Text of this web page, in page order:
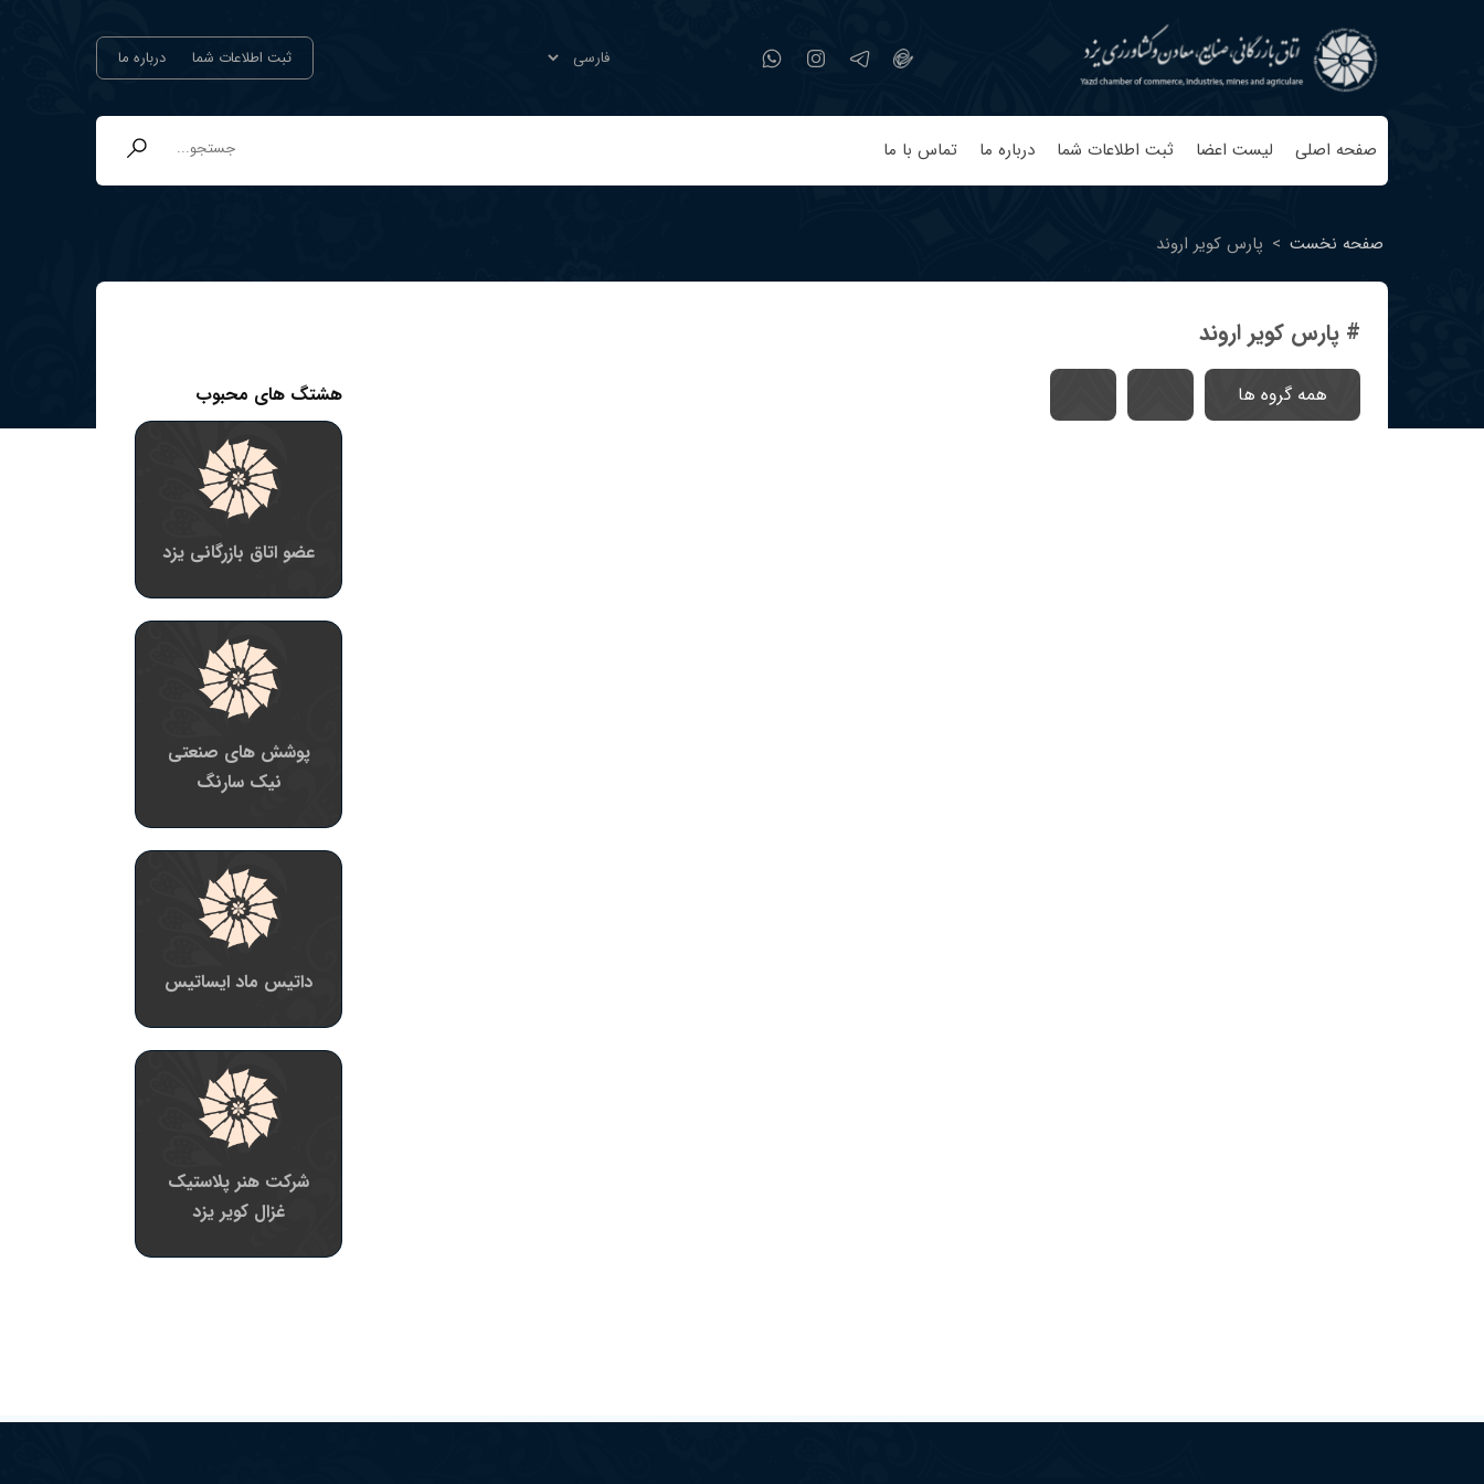
ثبت اطلاعات شما درباره ما
صفحه اصلی لیست اعضا ثبت اطلاعات شما درباره ما تماس با ما
صفحه نخست > پارس کویر اروند
# پارس کویر اروند
همه گروه ها هشتگ های محبوب
عضو اتاق بازرگانی یزد
پوشش های صنعتی
نیک سارنگ
داتیس ماد ایساتیس
شرکت هنر پلاستیک
غزال کویر یزد